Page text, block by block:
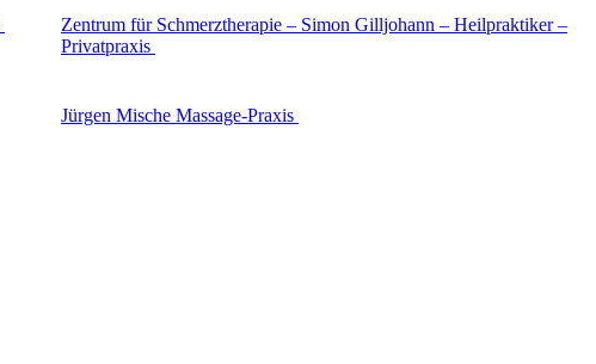
Zentrum für Schmerztherapie – Simon Gilljohann – Heilpraktiker –
Privatpraxis
Jürgen Mische Massage-Praxis